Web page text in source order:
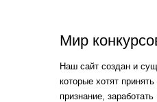
Мир
Наш сайт создан и
которые хотят
признание,